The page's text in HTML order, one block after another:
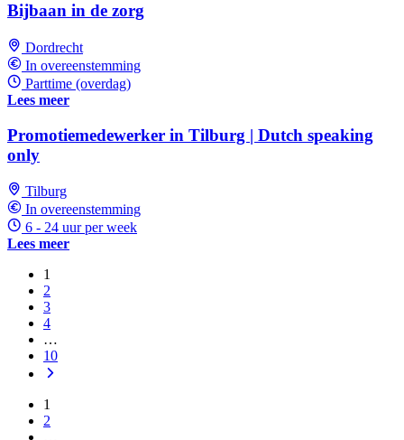
Bijbaan in de zorg
Dordrecht
In overeenstemming
Parttime (overdag)
Lees meer
Promotiemedewerker in Tilburg | Dutch speaking
only
Tilburg
In overeenstemming
6 - 24 uur per week
Lees meer
1
2
3
4
…
10
1
2